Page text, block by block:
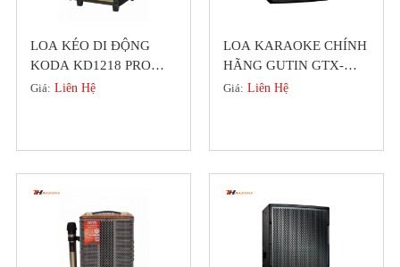
LOA KÉO DI ĐỘNG
KODA KD1218 PRO
BASS 30 GIÁ CỰC TỐT
Giá: Liên Hệ
LOA KARAOKE CHÍNH
HÃNG GUTIN GTX-
5210 PRO-SERIES BASS
Giá: Liên Hệ